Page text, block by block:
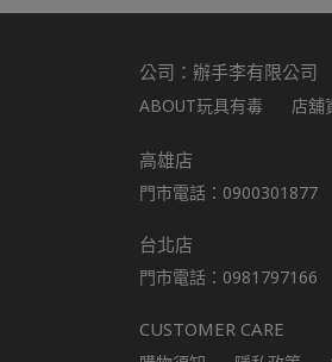
公司：辦手李有限公司
ABOUT玩具有毒 店舖
高雄店
門市電話：0900301877
台北店
門市電話：0981797166
CUSTOMER CARE